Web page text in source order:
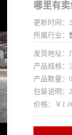
哪里有
更新时间：
所属行业：
发货地址：
产品规格：
产品数量：
包装说明：
价格：￥